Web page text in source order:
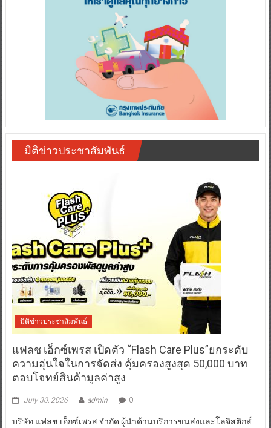
มิติข่าวประชาสัมพันธ์
มิติข่าวประชาสัมพันธ์
แฟลช เอ็กซ์เพรส เปิดตัว “Flash Care Plus”ยกระดับ
ความอุ่นใจในการจัดส่ง คุ้มครองสูงสุด 50,000 บาท
ตอบโจทย์สินค้ามูลค่าสูง
July 30, 2026 admin 0
บริษัท แฟลช เอ็กซ์เพรส จำกัด ผู้นำด้านบริการขนส่งและโลจิสติกส์